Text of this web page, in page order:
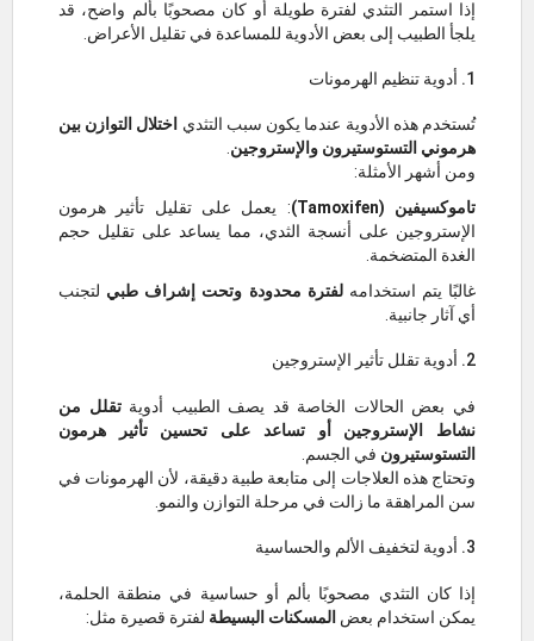
إذا استمر التثدي لفترة طويلة أو كان مصحوبًا بألم واضح، قد
يلجأ الطبيب إلى بعض الأدوية للمساعدة في تقليل الأعراض.
1. أدوية تنظيم الهرمونات
تُستخدم هذه الأدوية عندما يكون سبب التثدي اختلال التوازن بين
هرموني التستوستيرون والإستروجين.
ومن أشهر الأمثلة:
تاموكسيفين (Tamoxifen)
: يعمل على تقليل تأثير هرمون
الإستروجين على أنسجة الثدي، مما يساعد على تقليل حجم
الغدة المتضخمة.
غالبًا يتم استخدامهلفترة محدودة وتحت إشراف طبي لتجنب
أي آثار جانبية.
2. أدوية تقلل تأثير الإستروجين
في بعض الحالات الخاصة قد يصف الطبيب أدويةتقلل من
نشاط الإستروجين أو تساعد على تحسين تأثير هرمون
التستوستيرون في الجسم.
وتحتاج هذه العلاجات إلى متابعة طبية دقيقة، لأن الهرمونات في
سن المراهقة ما زالت في مرحلة التوازن والنمو.
3. أدوية لتخفيف الألم والحساسية
إذا كان التثدي مصحوبًا بألم أو حساسية في منطقة الحلمة،
يمكن استخدام بعض المسكنات البسيطة لفترة قصيرة مثل: